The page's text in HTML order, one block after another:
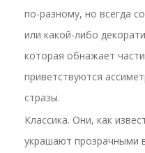
по-разному, но всегда
или какой-либо
которая обнажает
приветствуются
стразы.
Классика. Они, как
украшают прозрачными